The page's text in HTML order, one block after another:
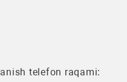
telefon raqami: